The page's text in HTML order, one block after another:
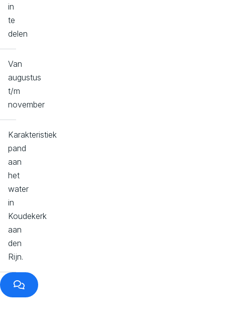
in
te
delen
Van
augustus
t/m
november
Karakteristiek
pand
aan
het
water
in
Koudekerk
aan
den
Rijn.